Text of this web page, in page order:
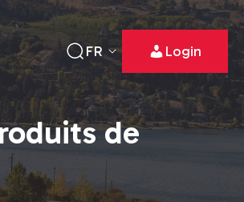
FR Login
de